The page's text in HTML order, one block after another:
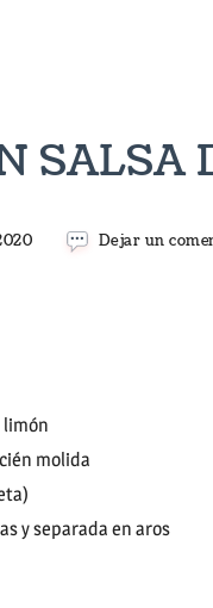
SALSA
Dejar un
limón
molida
y separada en aros